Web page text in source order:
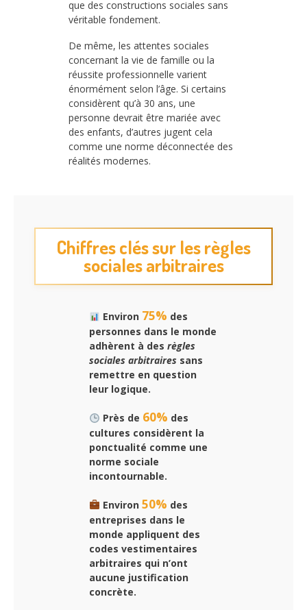
que des constructions sociales sans
véritable fondement.
De même, les attentes sociales
concernant la vie de famille ou la
réussite professionnelle varient
énormément selon l’âge. Si certains
considèrent qu’à 30 ans, une
personne devrait être mariée avec
des enfants, d’autres jugent cela
comme une norme déconnectée des
réalités modernes.
Chiffres clés sur les règles
sociales arbitraires
Environ 75% des
personnes dans le monde
adhèrent à des règles
sociales arbitraires sans
remettre en question
leur logique.
Près de 60% des
cultures considèrent la
ponctualité comme une
norme sociale
incontournable.
Environ 50% des
entreprises dans le
monde appliquent des
codes vestimentaires
arbitraires qui n’ont
aucune justification
concrète.